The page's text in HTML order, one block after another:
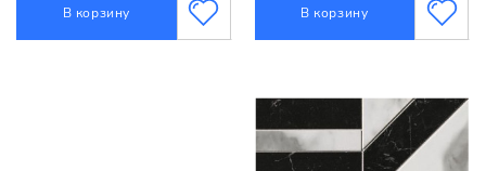
В корзину В корзину